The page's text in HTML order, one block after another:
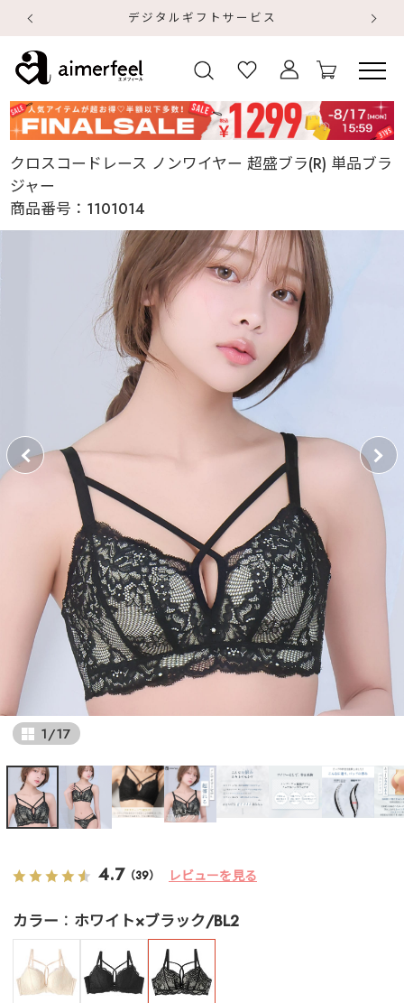
デジタルギフトサービス
クロスコードレース ノンワイヤー 超盛ブラ(R) 単品ブラ
ジャー
商品番号： 1101014
1/17
4.7 （39） レビューを見る
カラー ホワイト×ブラック/BL2